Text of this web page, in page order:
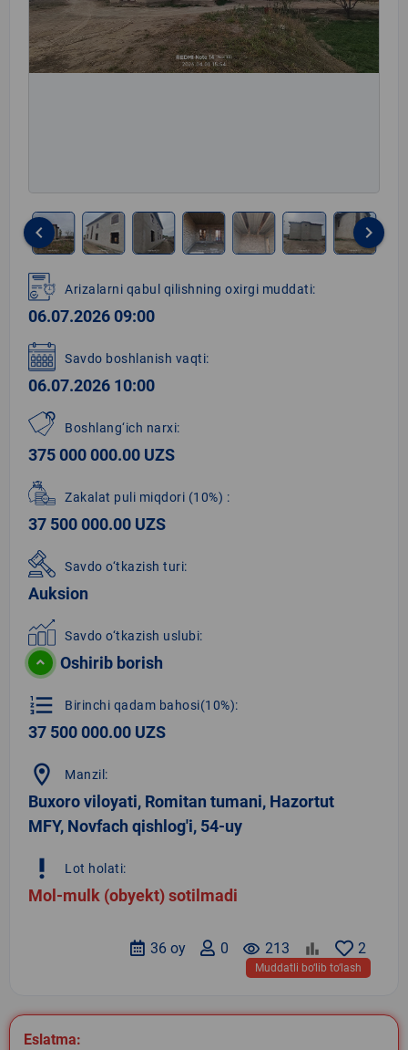
1
of
12
keyboard_arrow_left keyboard_arrow_right
Arizalarni qabul qilishning oxirgi muddati:
06.07.2026 09:00
Savdo boshlanish vaqti:
06.07.2026 10:00
Boshlang‘ich narxi:
375 000 000.00 UZS
Zakalat puli miqdori (10%) :
37 500 000.00 UZS
Savdo o‘tkazish turi:
Auksion
Savdo o‘tkazish uslubi:
Oshirib borish
format_list_numbered Birinchi qadam bahosi(10%):
37 500 000.00 UZS
location_on Manzil:
Buxoro viloyati, Romitan tumani, Hazortut
MFY, Novfach qishlog'i, 54-uy
priority_high Lot holati:
Mol-mulk (obyekt) sotilmadi
2
remove_red_eye 213
0
36 oy
Muddatli bo‘lib to‘lash
Eslatma: